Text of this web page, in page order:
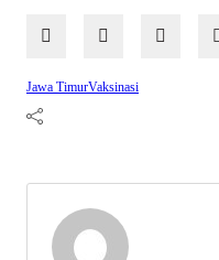
Jawa TimurVaksinasi